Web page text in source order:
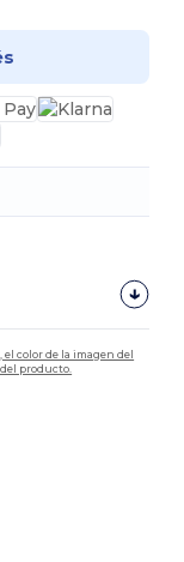
color de la imagen del
producto.